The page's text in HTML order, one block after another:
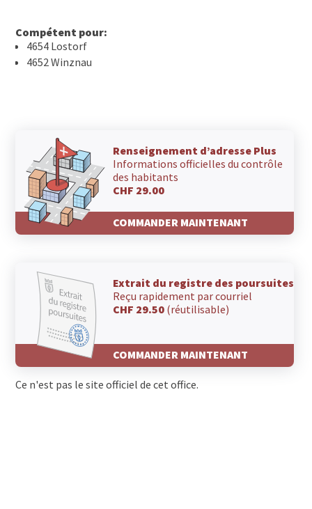
Compétent pour:
4654 Lostorf
4652 Winznau
Renseignement d’adresse Plus
Informations officielles du contrôle
des habitants
CHF 29.00
COMMANDER MAINTENANT
Extrait du registre des poursuites
Reçu rapidement par courriel
CHF 29.50 (réutilisable)
COMMANDER MAINTENANT
Ce n'est pas le site officiel de cet office.